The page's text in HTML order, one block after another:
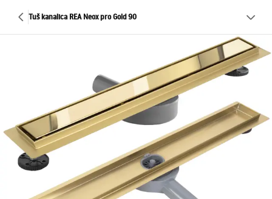
Tuš kanalica REA Neox pro Gold 90